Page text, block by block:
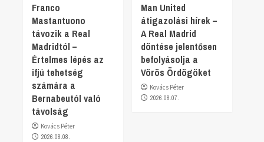
Franco
Mastantuono
távozik a Real
Madridtól –
Értelmes lépés az
ifjú tehetség
számára a
Bernabeutól való
távolság
Kovács Péter
2026.08.08.
Man United
átigazolási hírek –
A Real Madrid
döntése jelentősen
befolyásolja a
Vörös Ördögöket
Kovács Péter
2026.08.07.